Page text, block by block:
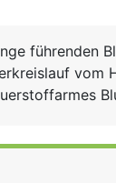
führenden
vom